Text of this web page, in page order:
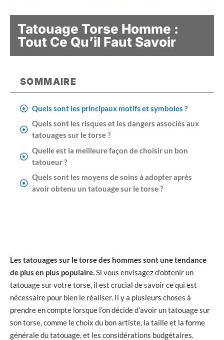
Tatouage Torse Homme :
Tout Ce Qu’il Faut Savoir
SOMMAIRE
Quels sont les principaux motifs et symboles ?
Quels sont les risques et les dangers associés aux
tatouages sur le torse ?
Quelle est la meilleure façon de choisir un bon
tatoueur ?
Quels sont les moyens de soins à adopter après
avoir obtenu un tatouage sur le torse ?
Les tatouages sur le torse des hommes sont une tendance
de plus en plus populaire. Si vous envisagez d’obtenir un
tatouage sur votre torse, il est crucial de savoir ce qui est
nécessaire pour bien le réaliser. Il y a plusieurs choses à
prendre en compte lorsque l’on décide d’avoir un tatouage sur
son torse, comme le choix du bon artiste, la taille et la forme
générale du tatouage, et les considérations budgétaires.